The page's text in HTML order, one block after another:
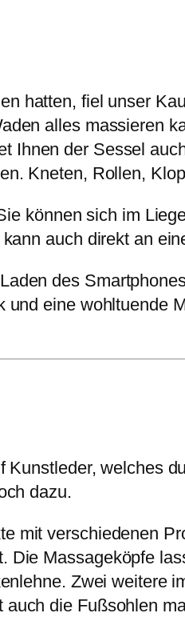
hatten, fiel unser
alles massieren
Ihnen der Sessel
Kneten, Rollen,
können sich im
auch direkt an
des
und eine wohltuende
welches
dazu.
mit verschiedenen
Massageköpfe
Zwei weitere
die Fußsohlen